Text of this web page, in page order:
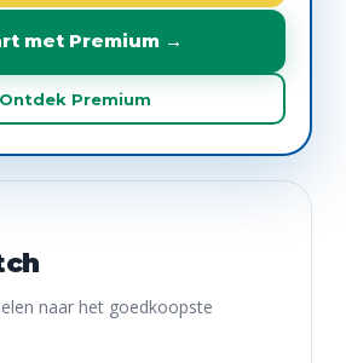
naar het goedkoopste
met Premium →
Ontdek Premium